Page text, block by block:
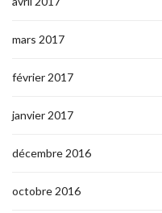
mars 2017
février 2017
janvier 2017
décembre 2016
octobre 2016